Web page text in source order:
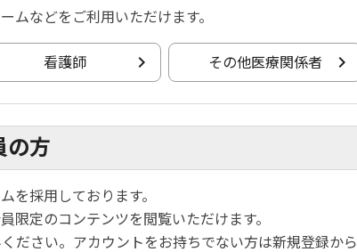
ムなどをご利用いただけます。
看護師 その他医療関係者
の方
を採用しております。
限定のコンテンツを閲覧いただけます。
ださい。アカウントをお持ちでない方は新規登録から